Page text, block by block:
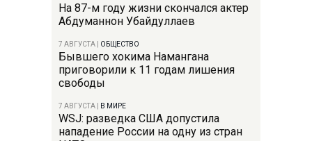
На 87-м году жизни скончался актер
Абдуманнон Убайдуллаев
7 АВГУСТА ОБЩЕСТВО
Бывшего хокима Намангана
приговорили к 11 годам лишения
свободы
7 АВГУСТА В МИРЕ
WSJ: разведка США допустила
нападение России на одну из стран